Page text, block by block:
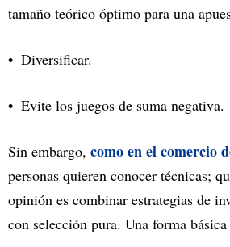
tamaño teórico óptimo para una
Diversificar.
Evite los juegos de suma negativa.
Sin embargo, como en el comercio
personas quieren conocer técnicas;
opinión es combinar estrategias de
con selección pura. Una forma